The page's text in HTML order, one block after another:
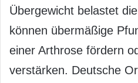
Übergewicht belastet
können übermäßige
einer Arthrose fördern
verstärken. Deutsche